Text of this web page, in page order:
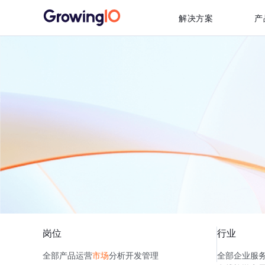
解决方案 产
岗位
全部产品运营市场分析开发管理
行业
全部企业服